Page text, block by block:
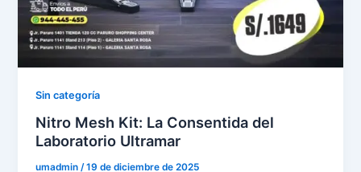
Sin categoría
Nitro Mesh Kit: La Consentida del
Laboratorio Ultramar
umadmin/19 de diciembre de 2025